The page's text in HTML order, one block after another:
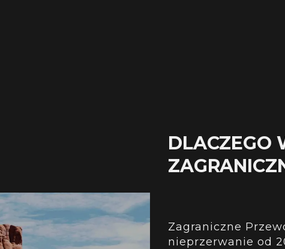
DLACZEGO
Zagraniczne
nieprzerwanie od